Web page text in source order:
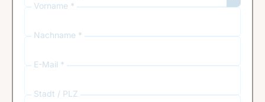
Vorname *
Nachname *
E-Mail *
Stadt / PLZ